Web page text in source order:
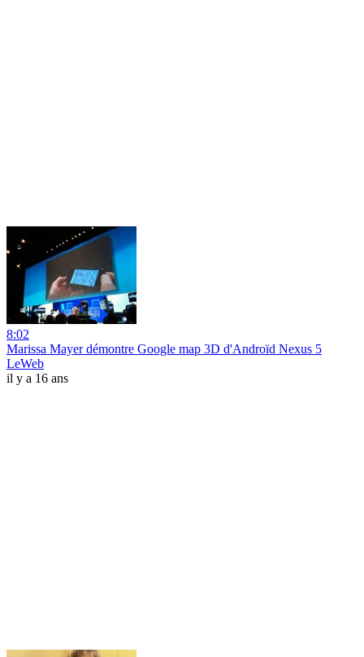
8:02
Marissa Mayer démontre Google map 3D d'Androïd Nexus 5
LeWeb
il y a 16 ans